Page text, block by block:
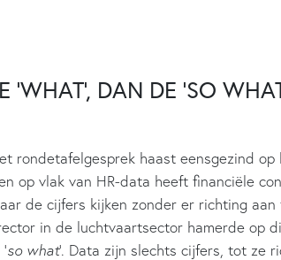
‘WHAT’, DAN DE ‘SO
rondetafelgesprek haast eensgezind
op vlak van HR-data heeft financiële
de cijfers kijken zonder er richting
in de luchtvaartsector hamerde op
so what’. Data zijn slechts cijfers, tot ze